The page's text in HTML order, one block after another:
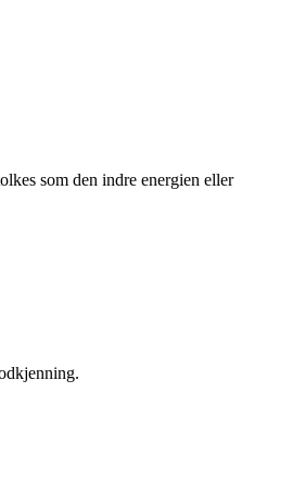
som den indre energien eller